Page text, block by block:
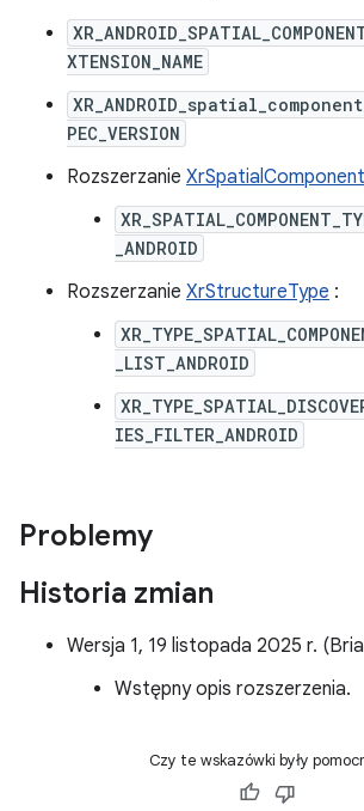
XTENSION_NAME
PEC_VERSION
Rozszerzanie
_ANDROID
Rozszerzanie XrStructureType :
_LIST_ANDROID
IES_FILTER_ANDROID
Problemy
Historia zmian
Wersja 1, 19 listopada 2025 r.
Wstępny opis rozszerzenia.
Czy te wskazówki były